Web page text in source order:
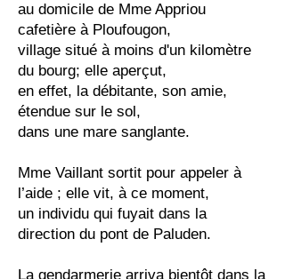
au domicile de Mme Appriou
cafetière à Ploufougon,
village situé à moins d'un kilomètre
du bourg; elle aperçut,
en effet, la débitante, son amie,
étendue sur le sol,
dans une mare sanglante.
Mme Vaillant sortit pour appeler à
l’aide ; elle vit, à ce moment,
un individu qui fuyait dans la
direction du pont de Paluden.
La gendarmerie arriva bientôt dans la